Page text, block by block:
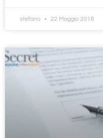
stefano 22 Maggio 2018